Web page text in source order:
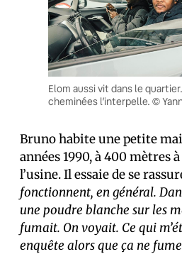
Elom aussi vit dans le quartier.
cheminées l’interpelle. ©
Bruno habite une petite
années 1990, à 400 mètres
l’usine. Il essaie de se
fonctionnent, en général.
une poudre blanche sur les
fumait. On voyait. Ce qui
enquête alors que ça ne